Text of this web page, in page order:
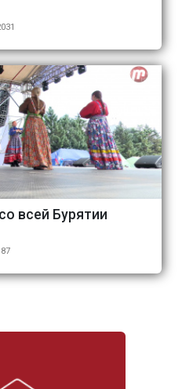
всей Бурятии